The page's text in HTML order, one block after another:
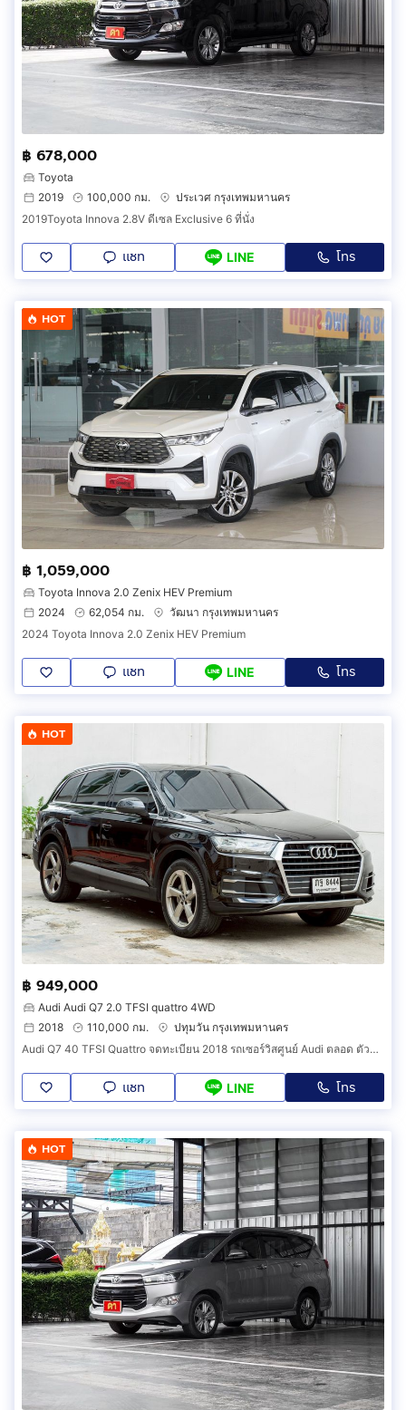
฿ 678,000
Toyota
2019
100,000 กม.
ประเวศ กรุงเทพมหานคร
2019Toyota Innova 2.8V ดีเซล Exclusive 6 ที่นั่ง
แชท LINE โทร
HOT
฿ 1,059,000
Toyota Innova 2.0 Zenix HEV Premium
2024
62,054 กม.
วัฒนา กรุงเทพมหานคร
2024 Toyota Innova 2.0 Zenix HEV Premium
แชท LINE โทร
HOT
฿ 949,000
Audi Audi Q7 2.0 TFSI quattro 4WD
2018
110,000 กม.
ปทุมวัน กรุงเทพมหานคร
Audi Q7 40 TFSI Quattro จดทะเบียน 2018 รถเซอร์วิสศูนย์ Audi ตลอด ตัวถังเดียวกับ Cayenne
แชท LINE โทร
HOT